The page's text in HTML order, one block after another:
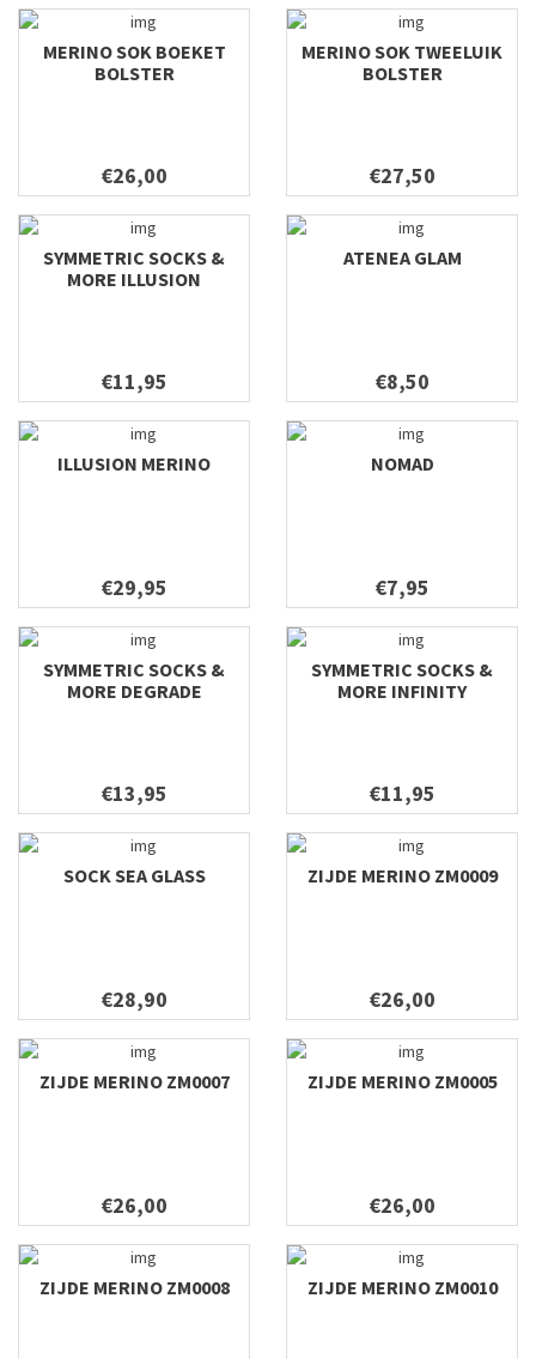
MERINO SOK BOEKET
BOLSTER
€26,00
MERINO SOK TWEELUIK
BOLSTER
€27,50
SYMMETRIC SOCKS &
MORE ILLUSION
€11,95
ATENEA GLAM
€8,50
ILLUSION MERINO
€29,95
NOMAD
€7,95
SYMMETRIC SOCKS &
MORE DEGRADE
€13,95
SYMMETRIC SOCKS &
MORE INFINITY
€11,95
SOCK SEA GLASS
€28,90
ZIJDE MERINO ZM0009
€26,00
ZIJDE MERINO ZM0007
€26,00
ZIJDE MERINO ZM0005
€26,00
ZIJDE MERINO ZM0008 ZIJDE MERINO ZM0010